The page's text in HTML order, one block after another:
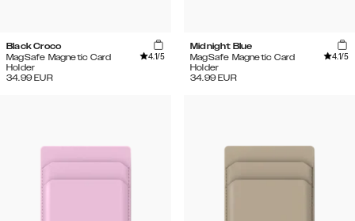
Black Croco
MagSafe Magnetic Card
Holder
4.1/5
34.99 EUR
Midnight Blue
MagSafe Magnetic Card
Holder
4.1/5
34.99 EUR